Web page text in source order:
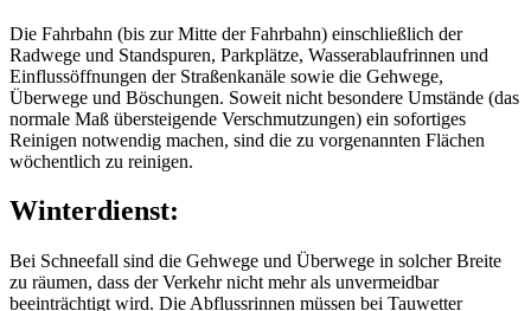
Die Fahrbahn (bis zur Mitte der Fahrbahn) einschließlich der
Radwege und Standspuren, Parkplätze, Wasserablaufrinnen und
Einflussöffnungen der Straßenkanäle sowie die Gehwege,
Überwege und Böschungen. Soweit nicht besondere Umstände (das
normale Maß übersteigende Verschmutzungen) ein sofortiges
Reinigen notwendig machen, sind die zu vorgenannten Flächen
wöchentlich zu reinigen.
Winterdienst:
Bei Schneefall sind die Gehwege und Überwege in solcher Breite
zu räumen, dass der Verkehr nicht mehr als unvermeidbar
beeinträchtigt wird. Die Abflussrinnen müssen bei Tauwetter